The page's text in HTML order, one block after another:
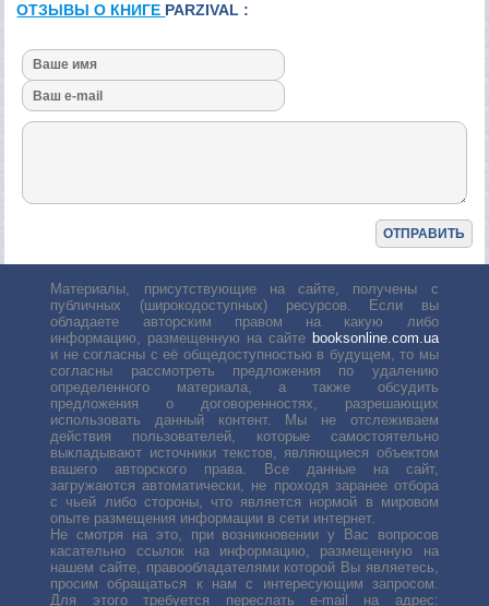
ОТЗЫВЫ О КНИГЕ PARZIVAL :
Материалы, присутствующие на сайте, получены с
публичных (широкодоступных) ресурсов. Если вы
обладаете авторским правом на какую либо
информацию, размещенную на сайте booksonline.com.ua
и не согласны с её общедоступностью в будущем, то мы
согласны рассмотреть предложения по удалению
определенного материала, а также обсудить
предложения о договоренностях, разрешающих
использовать данный контент. Мы не отслеживаем
действия пользователей, которые самостоятельно
выкладывают источники текстов, являющиеся объектом
вашего авторского права. Все данные на сайт,
загружаются автоматически, не проходя заранее отбора
с чьей либо стороны, что является нормой в мировом
опыте размещения информации в сети интернет.
Не смотря на это, при возникновении у Вас вопросов
касательно ссылок на информацию, размещенную на
нашем сайте, правообладателями которой Вы являетесь,
просим обращаться к нам с интересующим запросом.
Для этого требуется переслать е-mail на адрес: